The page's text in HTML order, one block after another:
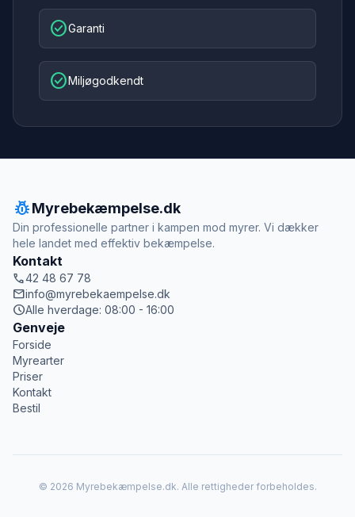
check_circleGaranti
check_circleMiljøgodkendt
pest_controlMyrebekæmpelse.dk
Din professionelle partner i kampen mod myrer. Vi dækker
hele landet med effektiv bekæmpelse.
Kontakt
call42 48 67 78
mailinfo@myrebekaempelse.dk
scheduleAlle hverdage: 08:00 - 16:00
Genveje
Forside
Myrearter
Priser
Kontakt
Bestil
© 2026 Myrebekæmpelse.dk. Alle rettigheder forbeholdes.